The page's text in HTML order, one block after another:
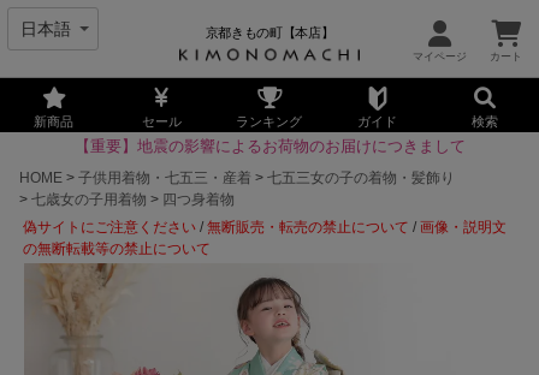
京都きもの町【本店】
新商品 セール ランキング ガイド 検索
【重要】地震の影響によるお荷物のお届けにつきまして
HOME
子供用着物・七五三・産着
七五三女の子の着物・髪飾り
七歳女の子用着物
四つ身着物
偽サイトにご注意ください /無断販売・転売の禁止について /画像・説明文
の無断転載等の禁止について